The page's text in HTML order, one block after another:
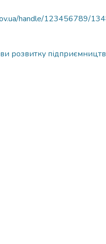
handle/123456789/
розвитку